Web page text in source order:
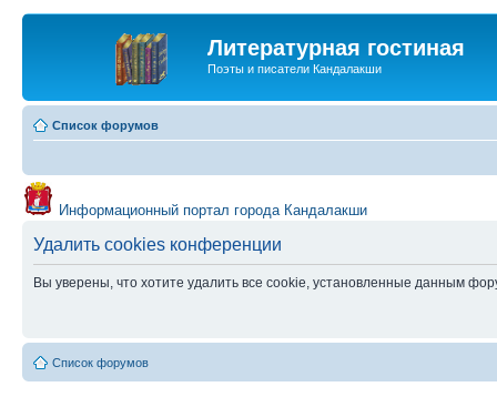
Литературная гостиная
Поэты и писатели Кандалакши
Список форумов
Информационный портал города Кандалакши
Удалить cookies конференции
Вы уверены, что хотите удалить все cookie, установленные данным
Список форумов